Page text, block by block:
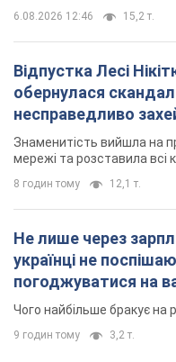
6.08.2026 12:46 15,2 т.
Відпустка Лесі
обернулася
несправедливо
Знаменитість вийшла на
мережі та розставила всі
8 годин тому 12,1 т.
Не лише через
українці не
погоджуватися на
Чого найбільше бракує на
9 годин тому 3,2 т.